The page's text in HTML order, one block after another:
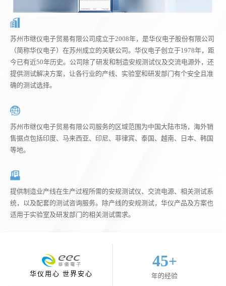
苏州市继仪电子贸易有限公司成立于2008年，是华仪电子股份有限公司
（简称华仪电子）在苏州成立的关联公司。华仪电子创立于1978年，距
今已有近50年历史。公司除了研发和制造安规测试仪及交流电源外，还
提供测试解决方案，让各行业的产线、实验室和研发部门有个安全且准
确的测试选择。
苏州市继仪电子贸易有限公司服务的区域范围为中国大陆市场，海外销
售据点包括印度、马来西亚、印尼、菲律宾、泰国、越南、日本、韩国
等地。
提供制造业产线在生产过程所需的安规测试仪、交流电源、相关测试系
统，以及配套的测试咨询服务。除产线的安规测试，华仪产品及方案也
适用于实验室及研发部门的相关测试需求。
华仪用心 世界安心
45+
年的经验